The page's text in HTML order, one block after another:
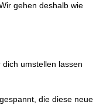
gehen deshalb wie
umstellen lassen
die diese neue